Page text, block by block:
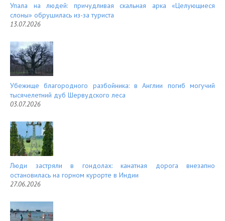
Упала на людей: причудливая скальная арка «Целующиеся
слоны» обрушилась из-за туриста
13.07.2026
Убежище благородного разбойника: в Англии погиб могучий
тысячелетний дуб Шервудского леса
03.07.2026
Люди застряли в гондолах: канатная дорога внезапно
остановилась на горном курорте в Индии
27.06.2026